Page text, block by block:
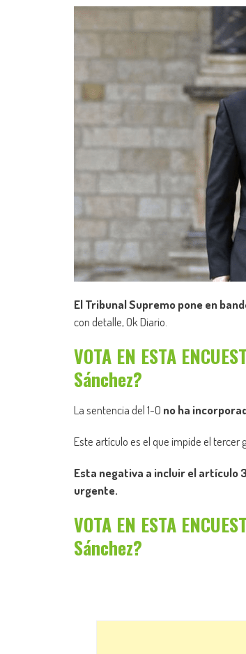
El Tribunal Supremo pone en
con detalle, Ok Diario.
VOTA EN ESTA
Sánchez?
La sentencia del 1-O no ha
Este artículo es el que impide el tercer
Esta negativa a incluir el artículo
urgente.
VOTA EN ESTA
Sánchez?